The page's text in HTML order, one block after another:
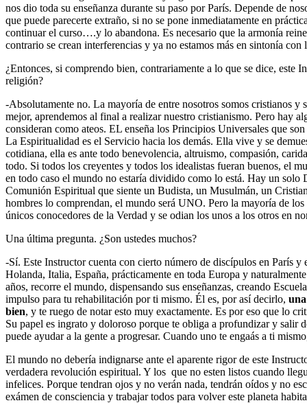
nos dio toda su enseñanza durante su paso por París. Depende de
que puede parecerte extraño, si no se pone inmediatamente en
continuar el curso….y lo abandona. Es necesario que la armonía
contrario se crean interferencias y ya no estamos más en sintonía
¿Entonces, si comprendo bien, contrariamente a lo que se dice, este
religión?
-Absolutamente no. La mayoría de entre nosotros somos cristianos y
mejor, aprendemos al final a realizar nuestro cristianismo. Pero hay
consideran como ateos. EL enseña los Principios Universales que
La Espiritualidad es el Servicio hacia los demás. Ella vive y se
cotidiana, ella es ante todo benevolencia, altruismo, compasión,
todo. Si todos los creyentes y todos los idealistas fueran buenos, el
en todo caso el mundo no estaría dividido como lo está. Hay un solo
Comunión Espiritual que siente un Budista, un Musulmán, un
hombres lo comprendan, el mundo será UNO. Pero la mayoría de los
únicos conocedores de la Verdad y se odian los unos a los otros en
Una última pregunta. ¿Son ustedes muchos?
-Sí. Este Instructor cuenta con cierto número de discípulos en París
Holanda, Italia, España, prácticamente en toda Europa y
años, recorre el mundo, dispensando sus enseñanzas, creando
impulso para tu rehabilitación por ti mismo. Él es, por así decirlo,
bien, y te ruego de notar esto muy exactamente. Es por eso que lo
Su papel es ingrato y doloroso porque te obliga a profundizar y salir
puede ayudar a la gente a progresar. Cuando uno te engaás a ti
El mundo no debería indignarse ante el aparente rigor de este
verdadera revolución espiritual. Y los que no esten listos cuando
infelices. Porque tendran ojos y no verán nada, tendrán oídos y no
exámen de consciencia y trabajar todos para volver este planeta